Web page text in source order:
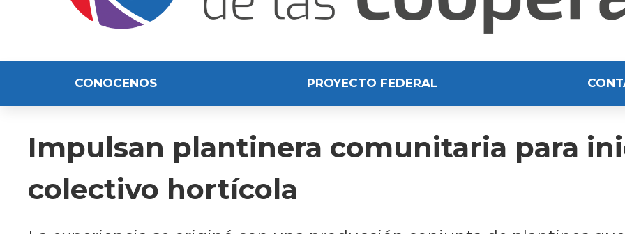
CONOCENOS PROYECTO FEDERAL
Impulsan plantinera comunitaria para
colectivo hortícola